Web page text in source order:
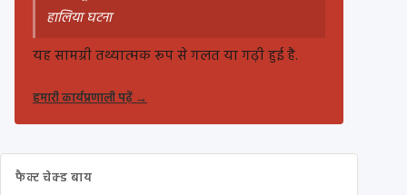
हालिया घटना
यह सामग्री तथ्यात्मक रूप से गलत या गढ़ी हुई है.
हमारी कार्यप्रणाली पढ़ें→
फैक्ट चेक्ड बाय